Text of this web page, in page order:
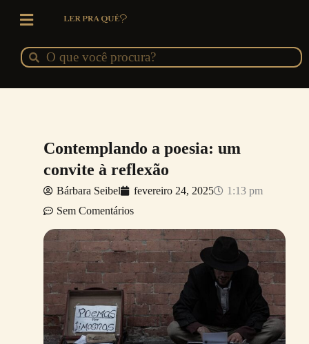
conteúdo
Pesquisar
Pesquisar
Contemplando a poesia: um
convite à reflexão
Bárbara Seibel fevereiro 24, 2025
1:13 pm
Sem Comentários